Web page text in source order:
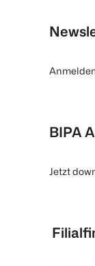
BIPA
Jetzt